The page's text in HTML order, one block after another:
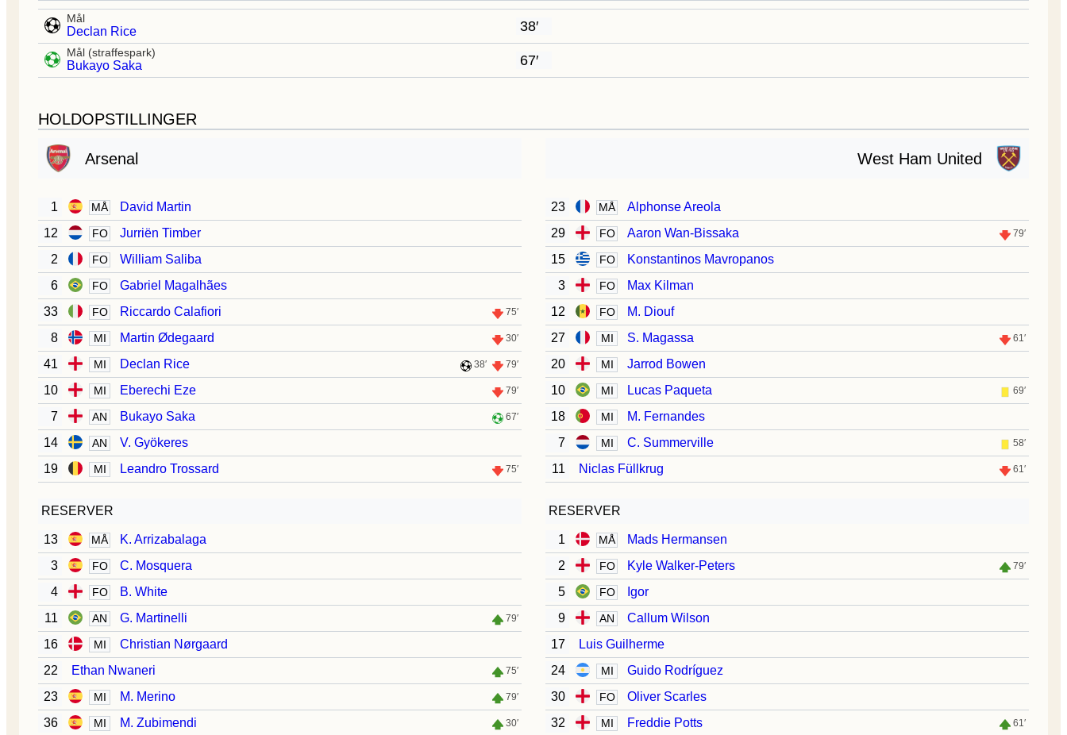
Mål
Declan Rice 38′
Mål (straffespark)
Bukayo Saka 67′
HOLDOPSTILLINGER
Arsenal
1 MÅ
David Martin
12
FO
Jurriën Timber
2
FO
William Saliba
6
FO
Gabriel Magalhães
33
FO Riccardo Calafiori 75′
8 MI Martin Ødegaard 30′
41 MI Declan Rice 38′ 79′
10 MI Eberechi Eze 79′
7 AN Bukayo Saka 67′
14 AN
V. Gyökeres
19
MI Leandro Trossard 75′
RESERVER
13 MÅ
K. Arrizabalaga
3
FO
C. Mosquera
4
FO
B. White
11
AN G. Martinelli 79′
16 MI
Christian Nørgaard
22
Ethan Nwaneri 75′
23 MI M. Merino 79′
36 MI M. Zubimendi 30′
West Ham United
23 MÅ
Alphonse Areola
29
FO Aaron Wan-Bissaka 79′
15 FO
Konstantinos Mavropanos
3
FO
Max Kilman
12
FO
M. Diouf
27
MI S. Magassa 61′
20 MI
Jarrod Bowen
10
MI Lucas Paqueta 69′
18 MI
M. Fernandes
7
MI C. Summerville 58′
11 Niclas Füllkrug 61′
RESERVER
1 MÅ
Mads Hermansen
2
FO Kyle Walker-Peters 79′
5 FO
Igor
9
AN
Callum Wilson
17
Luis Guilherme
24
MI
Guido Rodríguez
30
FO
Oliver Scarles
32
MI Freddie Potts 61′